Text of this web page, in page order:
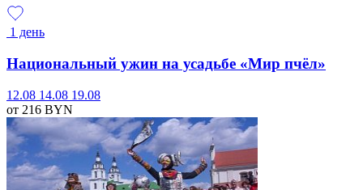
1 день
Национальный ужин на усадьбе «Мир пчёл»
12.08 14.08 19.08
от 216 BYN